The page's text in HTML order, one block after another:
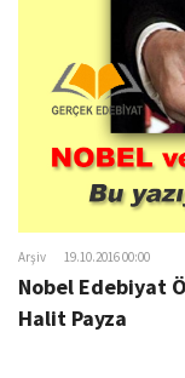
Arşiv 19.10.2016 00:00
Nobel Edebiyat
Halit Payza